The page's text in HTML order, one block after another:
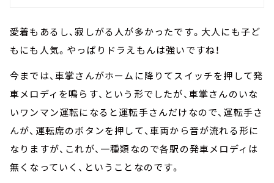
愛着もあるし、寂しがる人が多かったです。大人にも子ど
もにも人気。やっぱりドラえもんは強いですね！
今までは、車掌さんがホームに降りてスイッチを押して発
車メロディを鳴らす、という形でしたが、車掌さんのいな
いワンマン運転になると運転手さんだけなので、運転手さ
んが、運転席のボタンを押して、車両から音が流れる形に
なりますが、これが、一種類なので各駅の発車メロディは
無くなっていく、ということなのです。